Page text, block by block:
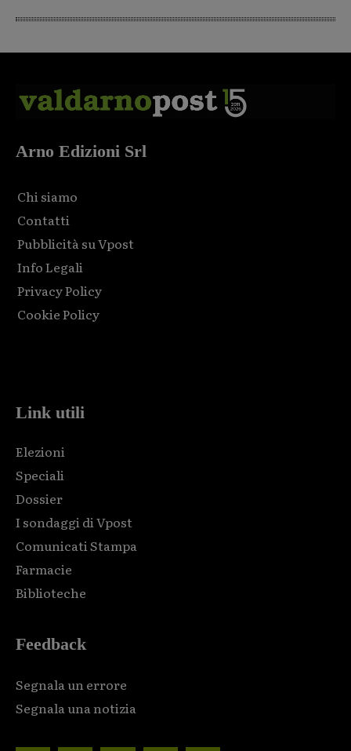
Arno Edizioni Srl
Chi siamo
Contatti
Pubblicità su Vpost
Info Legali
Privacy Policy
Cookie Policy
Link utili
Elezioni
Speciali
Dossier
I sondaggi di Vpost
Comunicati Stampa
Farmacie
Biblioteche
Feedback
Segnala un errore
Segnala una notizia